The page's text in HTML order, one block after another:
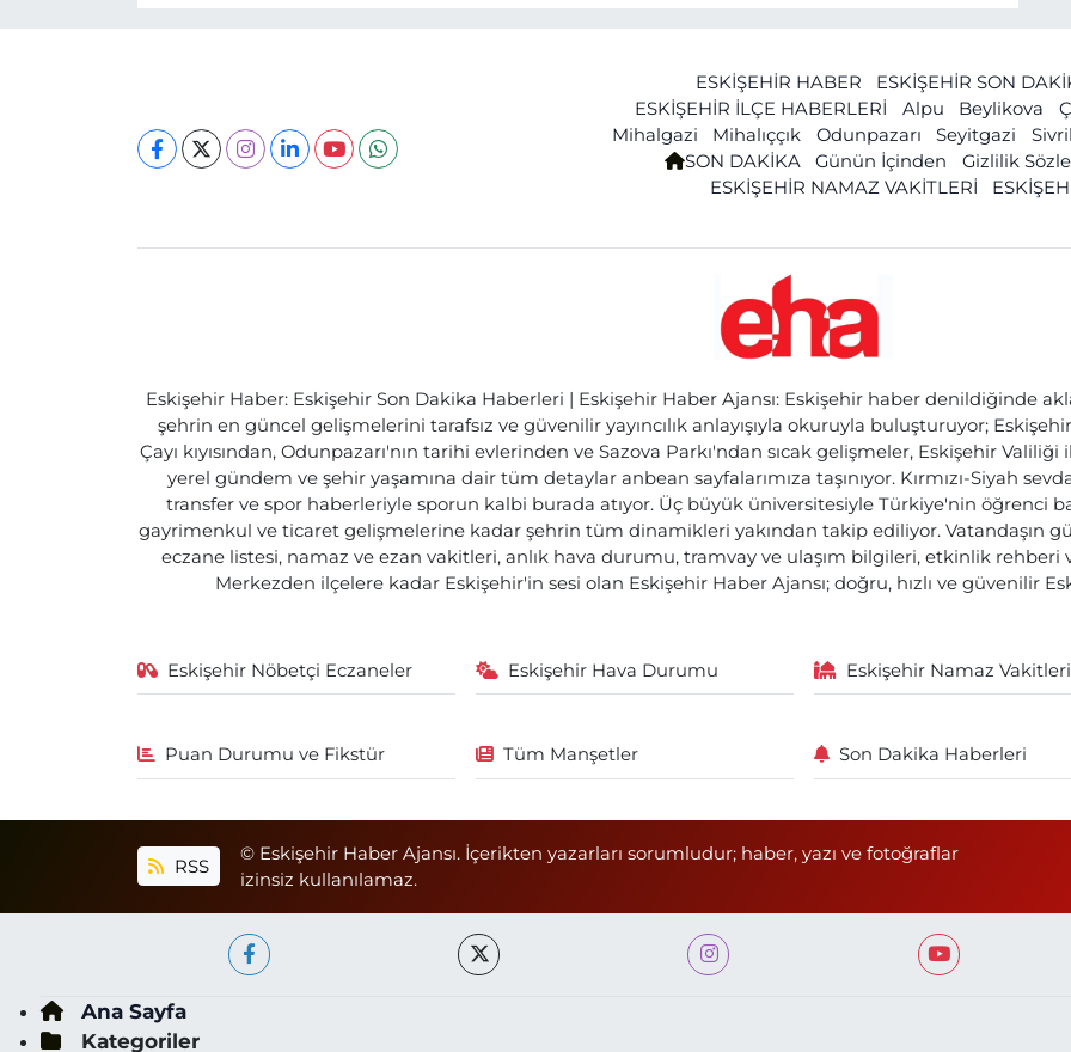
ESKİŞEHİR HABER ESKİŞEHİR SON
ESKİŞEHİR İLÇE HABERLERİ
Alpu Beylikova
Mihalgazi
Mihalıççık Odunpazarı Seyitgazi
SON DAKİKA
Günün İçinden Gizlilik
ESKİŞEHİR NAMAZ VAKİTLERİ
Eskişehir Haber: Eskişehir Son Dakika Haberleri | Eskişehir Haber Ajansı: Eskişehir haber denildiğinde
şehrin en güncel gelişmelerini tarafsız ve güvenilir yayıncılık anlayışıyla okuruyla buluşturuyor;
Çayı kıyısından, Odunpazarı'nın tarihi evlerinden ve Sazova Parkı'ndan sıcak gelişmeler, Eskişehir
yerel gündem ve şehir yaşamına dair tüm detaylar anbean sayfalarımıza taşınıyor. Kırmızı-Siyah
transfer ve spor haberleriyle sporun kalbi burada atıyor. Üç büyük üniversitesiyle Türkiye'nin öğrenci
gayrimenkul ve ticaret gelişmelerine kadar şehrin tüm dinamikleri yakından takip ediliyor. Vatandaşın
eczane listesi, namaz ve ezan vakitleri, anlık hava durumu, tramvay ve ulaşım bilgileri, etkinlik
Merkezden ilçelere kadar Eskişehir'in sesi olan Eskişehir Haber Ajansı; doğru, hızlı ve güvenilir
Eskişehir Nöbetçi Eczaneler Eskişehir Hava Durumu Eskişehir Namaz Vakitleri
Puan Durumu ve Fikstür Tüm Manşetler Son Dakika Haberleri
RSS
© Eskişehir Haber Ajansı. İçerikten yazarları sorumludur; haber, yazı ve fotoğraflar
izinsiz kullanılamaz.
Ana Sayfa
Kategoriler